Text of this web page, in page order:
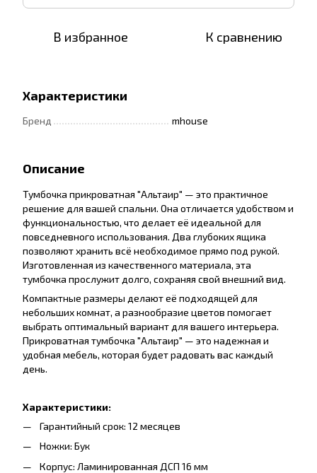
В избранное К сравнению
Характеристики
Бренд mhouse
Описание
Тумбочка прикроватная "Альтаир" — это практичное
решение для вашей спальни. Она отличается удобством и
функциональностью, что делает её идеальной для
повседневного использования. Два глубоких ящика
позволяют хранить всё необходимое прямо под рукой.
Изготовленная из качественного материала, эта
тумбочка прослужит долго, сохраняя свой внешний вид.
Компактные размеры делают её подходящей для
небольших комнат, а разнообразие цветов помогает
выбрать оптимальный вариант для вашего интерьера.
Прикроватная тумбочка "Альтаир" — это надежная и
удобная мебель, которая будет радовать вас каждый
день.
Характеристики:
Гарантийный срок: 12 месяцев
Ножки: Бук
Корпус: Ламинированная ДСП 16 мм